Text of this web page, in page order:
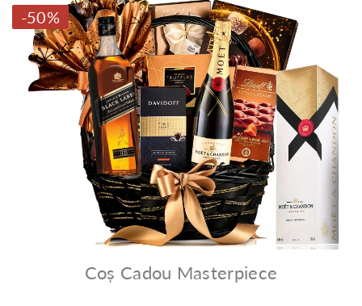
-50%
Coș Cadou Masterpiece